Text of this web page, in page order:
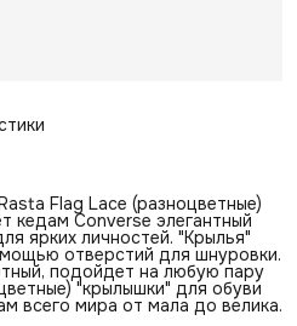
Flag Lace (разноцветные)
кедам Converse элегантный
ярких личностей. "Крылья"
отверстий для шнуровки.
подойдет на любую пару
"крылышки" для обуви
всего мира от мала до велика.